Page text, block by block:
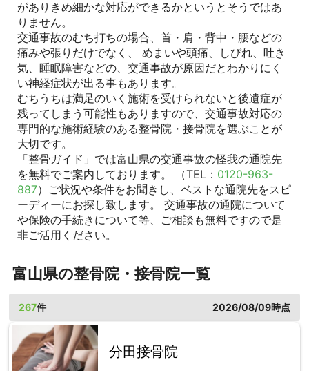
がありきめ細かな対応ができるかというとそうではあ
りません。
交通事故のむち打ちの場合、首・肩・背中・腰などの
痛みや張りだけでなく、 めまいや頭痛、しびれ、吐き
気、睡眠障害などの、交通事故が原因だとわかりにく
い神経症状が出る事もあります。
むちうちは満足のいく施術を受けられないと後遺症が
残ってしまう可能性もありますので、交通事故対応の
専門的な施術経験のある整骨院・接骨院を選ぶことが
大切です。
「整骨ガイド」では富山県の交通事故の怪我の通院先
を無料でご案内しております。 （TEL： 0120-963-
887）ご状況や条件をお聞きし、ベストな通院先をスピ
ーディーにお探し致します。 交通事故の通院について
や保険の手続きについて等、ご相談も無料ですので是
非ご活用ください。
富山県の整骨院・接骨院一覧
267件 2026/08/09時点
分田接骨院